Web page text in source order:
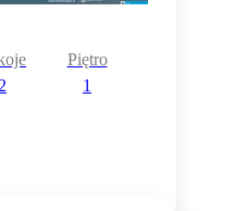
2
Piętro
1